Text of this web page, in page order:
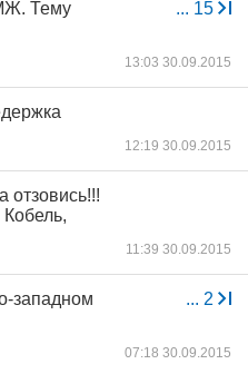
... 15
Тему
13:03 30.09.2015
12:19 30.09.2015
11:39 30.09.2015
... 2
западном
07:18 30.09.2015